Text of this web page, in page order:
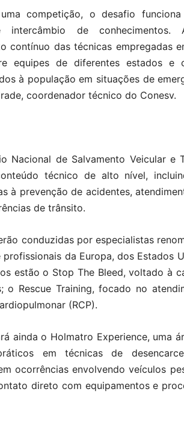
competição, o desafio
intercâmbio de
contínuo das técnicas empregadas
equipes de diferentes estados e
à população em situações de
coordenador técnico do Conesv.
Nacional de Salvamento Veicular e
técnico de alto nível,
à prevenção de acidentes,
de trânsito.
conduzidas por especialistas
da Europa, dos Estados
estão o Stop The Bleed, voltado à
o Rescue Training, focado no
(RCP).
ainda o Holmatro Experience, uma
em técnicas de
ocorrências envolvendo veículos
direto com equipamentos e